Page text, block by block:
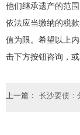
他们继承遗产的范
依法应当缴纳的税
值为限。希望以上
击下方按钮咨询，
上一篇：